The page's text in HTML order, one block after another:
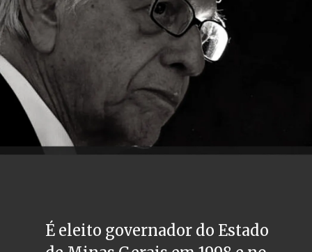
É eleito governador do Estado